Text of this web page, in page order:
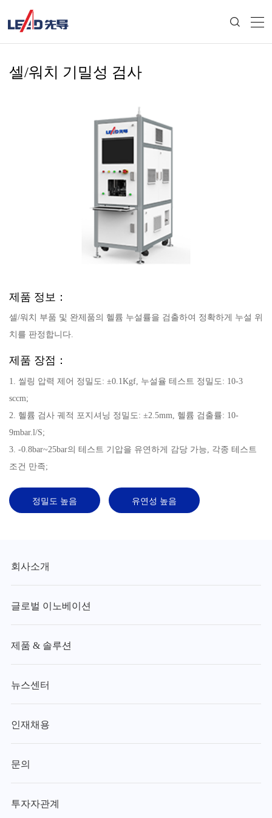
셀/워치 기밀성 검사
제품 정보：
셀/워치 부품 및 완제품의 헬륨 누설률을 검출하여 정확하게 누설 위
치를 판정합니다.
제품 장점：
1. 씰링 압력 제어 정밀도: ±0.1Kgf, 누설율 테스트 정밀도: 10-3
sccm;
2. 헬륨 검사 궤적 포지셔닝 정밀도: ±2.5mm, 헬륨 검출률: 10-
9mbar.l/S;
3. -0.8bar~25bar의 테스트 기압을 유연하게 감당 가능, 각종 테스트
조건 만족;
정밀도 높음 유연성 높음
회사소개
글로벌 이노베이션
제품 & 솔루션
뉴스센터
인재채용
문의
투자자관계